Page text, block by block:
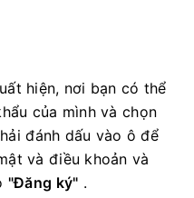
hiện, nơi bạn có thể
của mình và chọn
đánh dấu vào ô để
và điều khoản và
"Đăng ký" .